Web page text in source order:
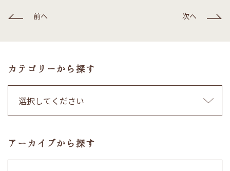
前へ 次へ
カテゴリーから探す
アーカイブから探す